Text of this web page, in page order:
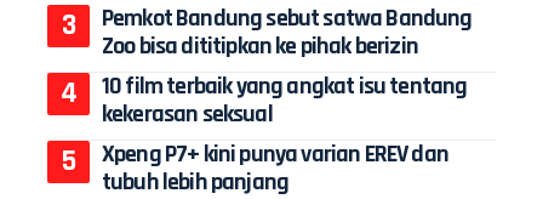
Pemkot Bandung sebut satwa Bandung
Zoo bisa dititipkan ke pihak berizin
10 film terbaik yang angkat isu tentang
kekerasan seksual
Xpeng P7+ kini punya varian EREV dan
tubuh lebih panjang